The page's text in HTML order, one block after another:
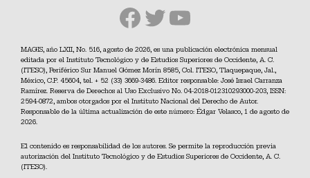
Facebook
Twitter
YouTube
MAGIS, año LXII, No. 516, agosto de 2026, es una publicación electrónica mensual
editada por el Instituto Tecnológico y de Estudios Superiores de Occidente, A. C.
(ITESO), Periférico Sur Manuel Gómez Morín 8585, Col. ITESO, Tlaquepaque, Jal.,
México, C.P. 45604, tel. + 52 (33) 3669-3486. Editor responsable: José Israel Carranza
Ramírez. Reserva de Derechos al Uso Exclusivo No. 04-2018-012310293000-203, ISSN:
2594-0872, ambos otorgados por el Instituto Nacional del Derecho de Autor.
Responsable de la última actualización de este número: Édgar Velasco, 1 de agosto de
2026.
El contenido es responsabilidad de los autores. Se permite la reproducción previa
autorización del Instituto Tecnológico y de Estudios Superiores de Occidente, A. C.
(ITESO).